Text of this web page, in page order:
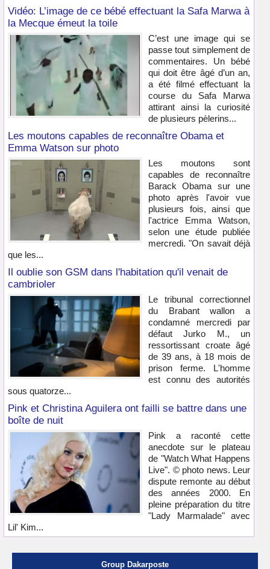
Vidéo: L’image de ce bébé effectuant la Safa Marwa à
la Mecque émeut la toile
C’est une image qui se
passe tout simplement de
commentaires. Un bébé
qui doit être âgé d’un an,
a été filmé effectuant la
course du Safa Marwa
attirant ainsi la curiosité
de plusieurs pèlerins...
Les moutons capables de reconnaître Obama et
Emma Watson sur photo
Les moutons sont
capables de reconnaître
Barack Obama sur une
photo après l'avoir vue
plusieurs fois, ainsi que
l'actrice Emma Watson,
selon une étude publiée
mercredi. "On savait déjà
que les...
Il oublie son GSM dans l'habitation qu'il venait de
cambrioler
Le tribunal correctionnel
du Brabant wallon a
condamné mercredi par
défaut Jurko M., un
ressortissant croate âgé
de 39 ans, à 18 mois de
prison ferme. L'homme
est connu des autorités
sous quatorze...
Pink et Christina Aguilera ont failli se battre dans une
boîte de nuit
Pink a raconté cette
anecdote sur le plateau
de "Watch What Happens
Live". © photo news. Leur
dispute remonte au début
des années 2000. En
pleine préparation du titre
"Lady Marmalade" avec
Lil' Kim...
Group Dakarposte